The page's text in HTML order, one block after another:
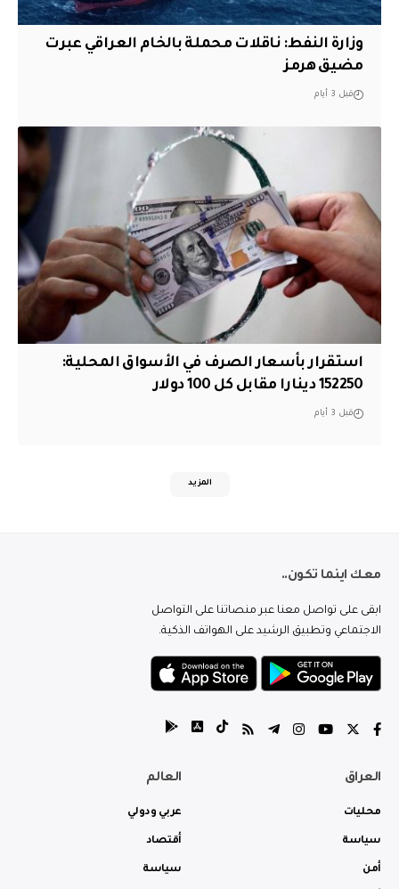
وزارة النفط: ناقلات محملة بالخام العراقي عبرت
مضيق هرمز
قبل 3 أيام
استقرار بأسعار الصرف في الأسواق المحلية:
152250 دينارا مقابل كل 100 دولار
قبل 3 أيام
المزيد
معك اينما تكون..
ابقى على تواصل معنا عبر منصاتنا على التواصل
الاجتماعي وتطبيق الرشيد على الهواتف الذكية.
العراق
محليات
سياسة
أمن
العالم
عربي ودولي
أقتصاد
سياسة